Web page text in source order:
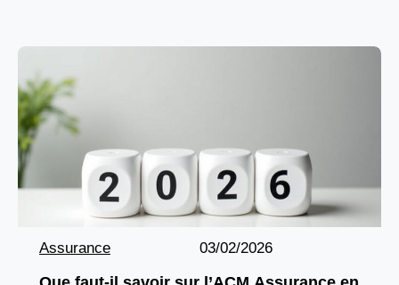
Assurance 03/02/2026